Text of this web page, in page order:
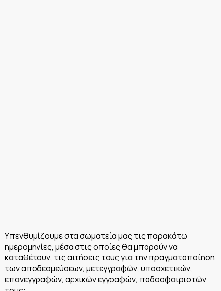
Υπενθυμίζουμε στα σωματεία μας τις παρακάτω
ημερομηνίες, μέσα στις οποίες θα μπορούν να
καταθέτουν, τις αιτήσεις τους για την πραγματοποίηση
των αποδεσμεύσεων, μετεγγραφών, υποσχετικών,
επανεγγραφών, αρχικών εγγραφών, ποδοσφαιριστών